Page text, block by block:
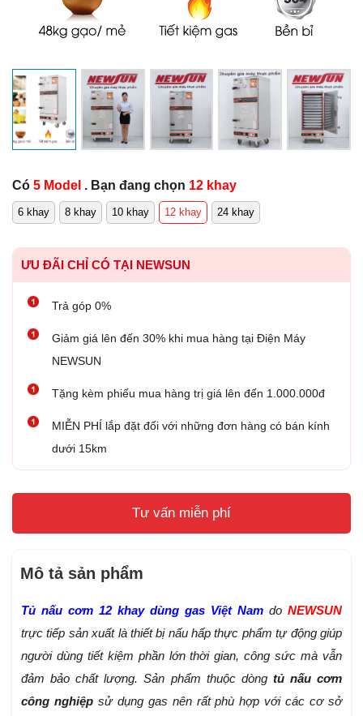
Có 5 Model . Bạn đang chọn 12 khay
6 khay 8 khay 10 khay 12 khay 24 khay
ƯU ĐÃI CHỈ CÓ TẠI NEWSUN
Trả góp 0%
Giảm giá lên đến 30% khi mua hàng tại Điện Máy
NEWSUN
Tặng kèm phiếu mua hàng trị giá lên đến 1.000.000đ
MIỄN PHÍ lắp đặt đối với những đơn hàng có bán kính
dưới 15km
Tư vấn miễn phí
Mô tả sản phẩm
Tủ nấu cơm 12 khay dùng gas Việt Nam do NEWSUN
trực tiếp sản xuất là thiết bị nấu hấp thực phẩm tự động giúp
người dùng tiết kiệm phần lớn thời gian, công sức mà vẫn
đảm bảo chất lượng. Sản phẩm thuộc dòng tủ nấu cơm
công nghiệpsử dụng gas nên rất phù hợp với các cơ sở